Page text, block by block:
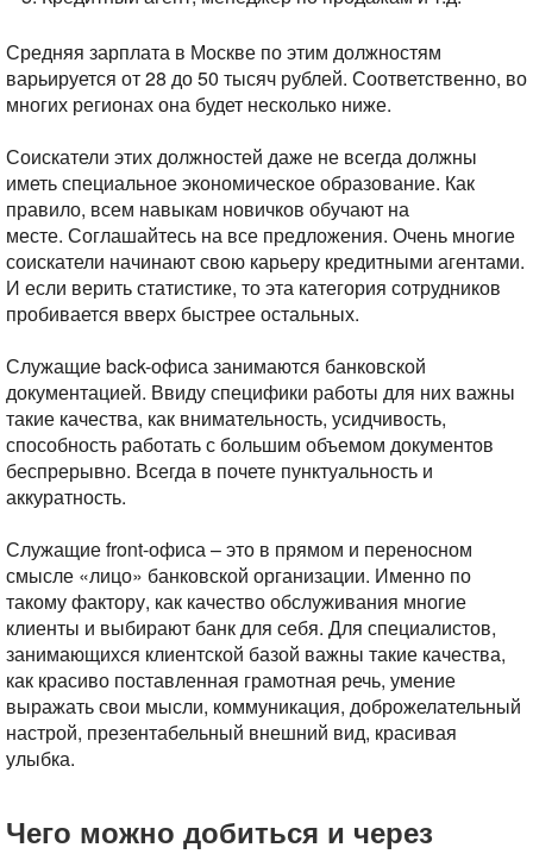
Средняя зарплата в Москве по этим должностям
варьируется от 28 до 50 тысяч рублей. Соответственно, во
многих регионах она будет несколько ниже.
Соискатели этих должностей даже не всегда должны
иметь специальное экономическое образование. Как
правило, всем навыкам новичков обучают на
месте. Соглашайтесь на все предложения. Очень многие
соискатели начинают свою карьеру кредитными агентами.
И если верить статистике, то эта категория сотрудников
пробивается вверх быстрее остальных.
Служащие back-офиса занимаются банковской
документацией. Ввиду специфики работы для них важны
такие качества, как внимательность, усидчивость,
способность работать с большим объемом документов
беспрерывно. Всегда в почете пунктуальность и
аккуратность.
Служащие front-офиса – это в прямом и переносном
смысле «лицо» банковской организации. Именно по
такому фактору, как качество обслуживания многие
клиенты и выбирают банк для себя. Для специалистов,
занимающихся клиентской базой важны такие качества,
как красиво поставленная грамотная речь, умение
выражать свои мысли, коммуникация, доброжелательный
настрой, презентабельный внешний вид, красивая
улыбка.
Чего можно добиться и через